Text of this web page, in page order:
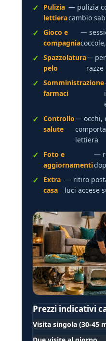
Pulizia
lettiera
— pulizia
cambio
Gioco e
compagnia
—
Spazzolatura
pelo
— per
Somministrazione
farmaci
Controllo
salute
— occhi,
lettiera
Foto e
aggiornamenti
—
Extra
casa
— ritiro
luci accese
Prezzi indicativi
Visita singola (30-45